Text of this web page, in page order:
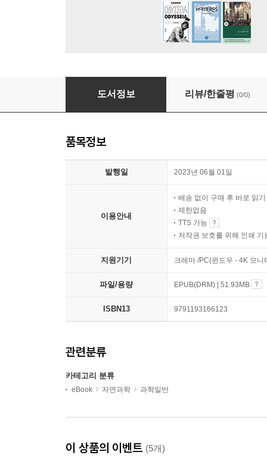
빅뱅 우주론의 세 기둥
도서정보 리뷰/한줄평 (0/0)
품목정보
발행일 2023년 06월 01일
이용안내
배송 없이 구매 후 바로 읽기
제한없음
TTS 가능
저작권 보호를 위해 인쇄 기
지원기기 크레마 /PC(윈도우 - 4K 모
파일/용량 EPUB(DRM) | 51.93MB
ISBN13 9791193166123
관련분류
카테고리 분류
eBook 자연과학 과학일반
이 상품의 이벤트 (5개)